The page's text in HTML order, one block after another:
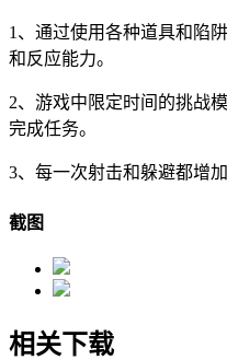
1、通过使用各种道具和陷
和反应能力。
2、游戏中限定时间的挑战
完成任务。
3、每一次射击和躲避都增
截图
相关下载